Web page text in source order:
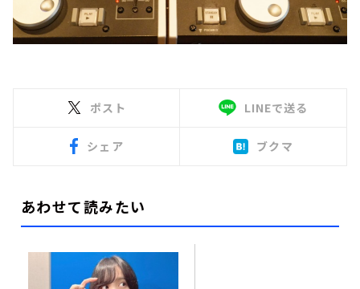
ポスト LINEで送る
シェア ブクマ
あわせて読みたい